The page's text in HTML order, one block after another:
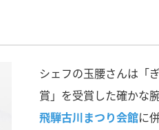
シェフの玉腰さんは「
賞」を受賞した確かな
飛騨古川まつり会館に